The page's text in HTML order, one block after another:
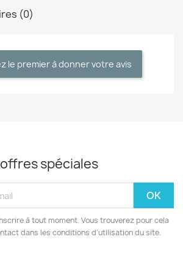
(0)
le premier à donner votre avis
spéciales
à tout moment. Vous trouverez pour cela
dans les conditions d'utilisation du site.